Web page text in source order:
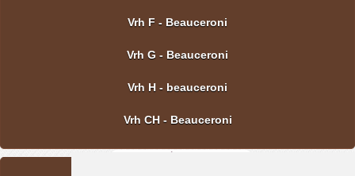
Vrh F - Beauceroni
Vrh G - Beauceroni
Vrh H - beauceroni
Vrh CH - Beauceroni